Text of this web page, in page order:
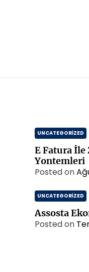
UNCATEGORIZED
E Fatura İle
Yontemleri
Posted on
UNCATEGORIZED
Assosta
Posted on